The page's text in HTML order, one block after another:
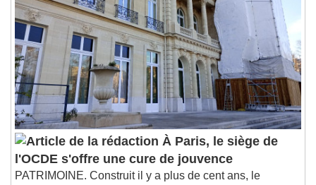
Descriptions
descriptions off, selected
Subtitles
subtitles settings, opens subtitles
settings dialog
subtitles off
, selected
Audio Track
Picture-in-Picture
Fullscreen
This is a modal window.
Beginning of dialog window. Escape will cancel
À Paris, le siège de
l'OCDE s'offre une cure de jouvence